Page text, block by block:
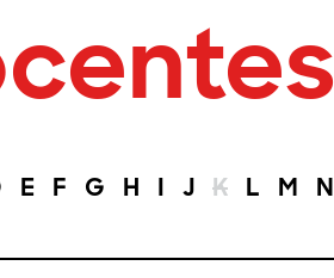
E F G H I J K L M N